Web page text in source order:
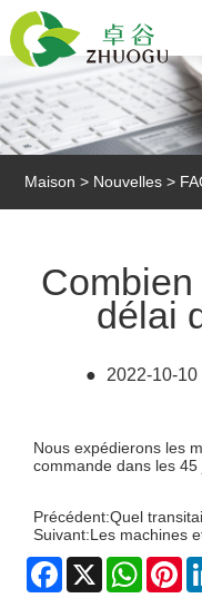
Maison > Nouvelles >
délai
● 2022-10-10
Nous expédierons les
commande dans les 45
Précédent:Quel
Suivant:Les machines
Facebook
X